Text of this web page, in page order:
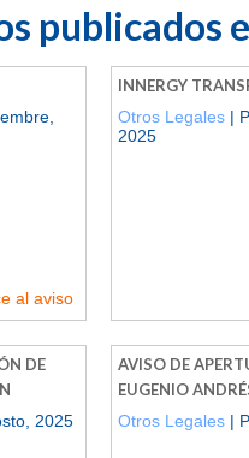
publicados
al aviso
INNERGY
Otros Legales |
2025
DE
2025
AVISO DE
EUGENIO
Otros Legales |